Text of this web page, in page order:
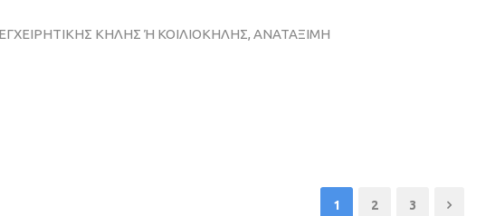
ΚΗΛΗΣ Ή ΚΟΙΛΙΟΚΗΛΗΣ, ΑΝΑΤΑΞΙΜΗ
1 2 3